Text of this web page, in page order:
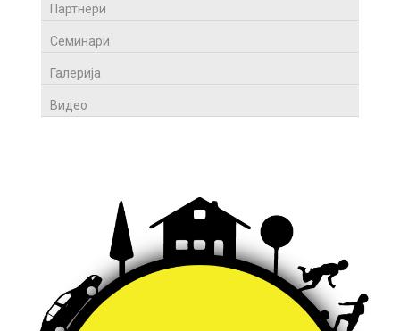
Партнери
Семинари
Галерија
Видео